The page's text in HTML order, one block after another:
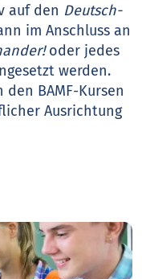
auf den Deutsch-
im Anschluss an
oder jedes
werden.
BAMF-Kursen
Ausrichtung